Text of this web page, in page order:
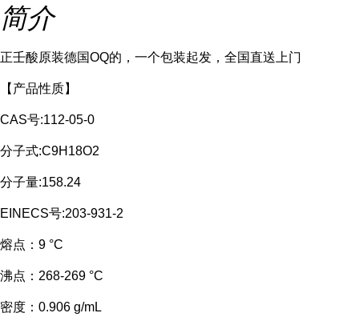
简介
正壬酸原装德国OQ的，一个包装起发，全国直送上门
【产品性质】
CAS号:112-05-0
分子式:C9H18O2
分子量:158.24
EINECS号:203-931-2
熔点： 9 °C
沸点： 268-269 °C
密度： 0.906 g/mL